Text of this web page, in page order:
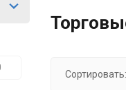
Сортировать: